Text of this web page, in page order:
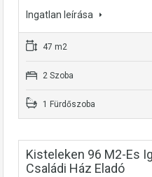
Ingatlan leírása
47 m2
2 Szoba
1 Fürdőszoba
Kisteleken 96 M2-Es
Családi Ház Eladó